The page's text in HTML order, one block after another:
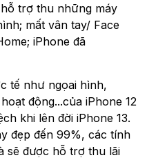
trợ thu những máy
mất vân tay/ Face
iPhone đã
tế như ngọai hình,
động...của iPhone 12
khi lên đời iPhone 13.
đẹp đến 99%, các tính
sẽ được hỗ trợ thu lãi